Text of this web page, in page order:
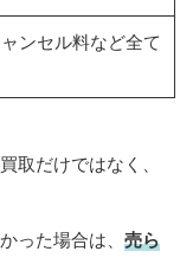
ンセル料など全て
取だけではなく、
った場合は、 売ら